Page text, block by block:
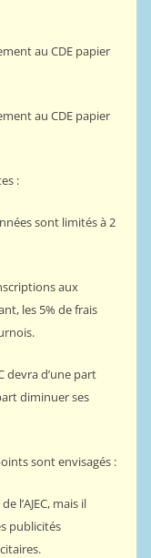
au CDE papier
au CDE papier
:
sont limités à 2
aux
les 5% de frais
devra d’une part
diminuer ses
sont envisagés :
l’AJEC, mais il
publicités